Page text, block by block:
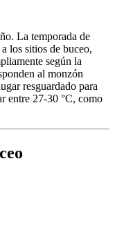
La temporada de
los sitios de buceo,
según la
al monzón
resguardado para
entre 27-30 °C, como